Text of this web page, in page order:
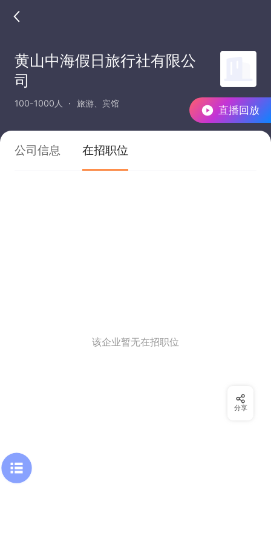
直播回放
黄山中海假日旅行社有限公
司
100-1000人 旅游、宾馆
公司信息 在招职位
该企业暂无在招职位
分享